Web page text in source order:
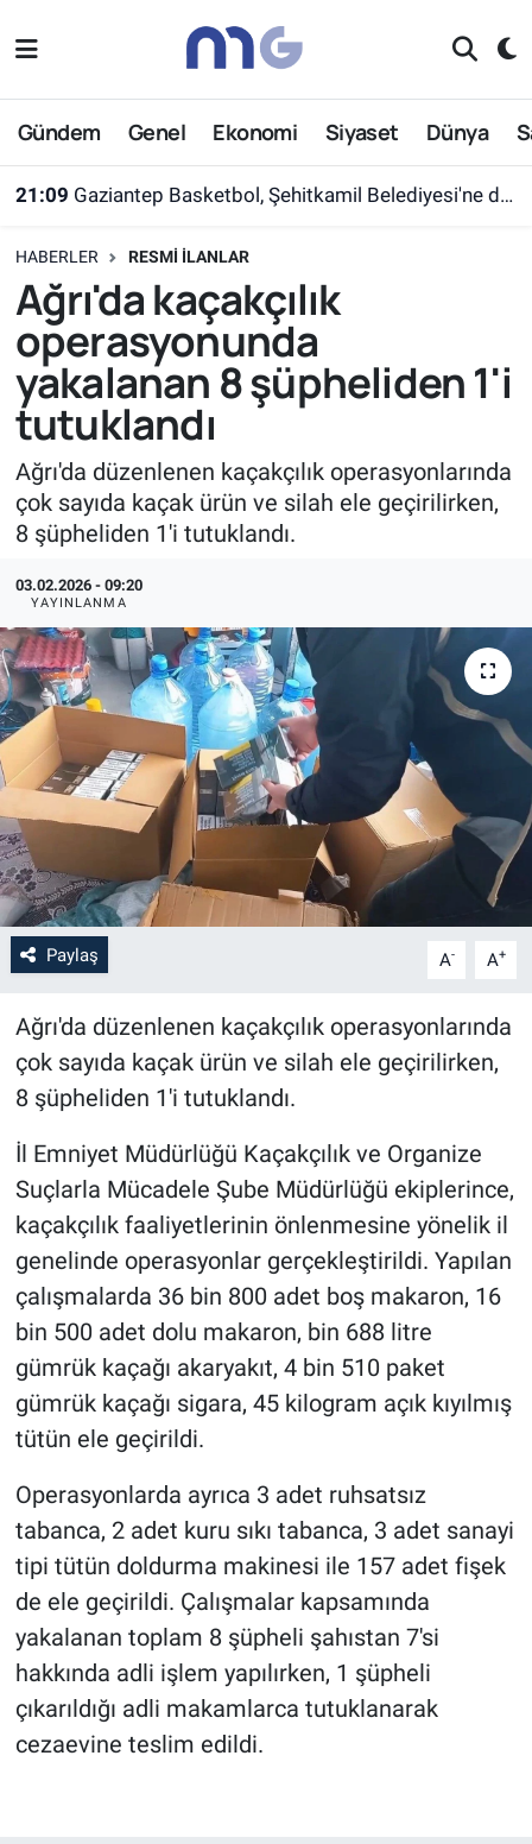
Gündem Genel Ekonomi Siyaset Dünya
21:09 Gaziantep Basketbol, Şehitkamil Belediyesi'ne devredildi
HABERLER RESMI İLANLAR
Ağrı'da kaçakçılık
operasyonunda
yakalanan 8 şüpheliden 1'i
tutuklandı
Ağrı'da düzenlenen kaçakçılık operasyonlarında
çok sayıda kaçak ürün ve silah ele geçirilirken,
8 şüpheliden 1'i tutuklandı.
03.02.2026 - 09:20
YAYINLANMA
Paylaş A- A+
Ağrı'da düzenlenen kaçakçılık operasyonlarında
çok sayıda kaçak ürün ve silah ele geçirilirken,
8 şüpheliden 1'i tutuklandı.
İl Emniyet Müdürlüğü Kaçakçılık ve Organize
Suçlarla Mücadele Şube Müdürlüğü ekiplerince,
kaçakçılık faaliyetlerinin önlenmesine yönelik il
genelinde operasyonlar gerçekleştirildi. Yapılan
çalışmalarda 36 bin 800 adet boş makaron, 16
bin 500 adet dolu makaron, bin 688 litre
gümrük kaçağı akaryakıt, 4 bin 510 paket
gümrük kaçağı sigara, 45 kilogram açık kıyılmış
tütün ele geçirildi.
Operasyonlarda ayrıca 3 adet ruhsatsız
tabanca, 2 adet kuru sıkı tabanca, 3 adet sanayi
tipi tütün doldurma makinesi ile 157 adet fişek
de ele geçirildi. Çalışmalar kapsamında
yakalanan toplam 8 şüpheli şahıstan 7'si
hakkında adli işlem yapılırken, 1 şüpheli
çıkarıldığı adli makamlarca tutuklanarak
cezaevine teslim edildi.
İstanbul Namaz Vakitleri
Süper Lig Puan Durumu ve Fikstür
Tüm Manşetler
Haber Arşivi